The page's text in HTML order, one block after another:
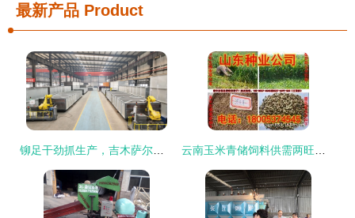
最新产品 Product
铆足干劲抓生产，吉木萨尔县工业经济首季稳开局——以畜牧渔业饲料销售为突破口 云南玉米青储饲料供需两旺，助力畜牧渔业饲料高效转型